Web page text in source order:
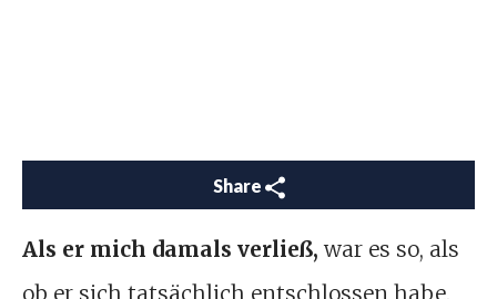
Share
Als er mich damals verließ, war es so, als